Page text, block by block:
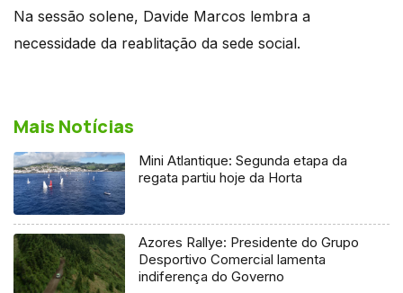
Na sessão solene, Davide Marcos lembra a
necessidade da reablitação da sede social.
Mais Notícias
Mini Atlantique: Segunda etapa da
regata partiu hoje da Horta
Azores Rallye: Presidente do Grupo
Desportivo Comercial lamenta
indiferença do Governo